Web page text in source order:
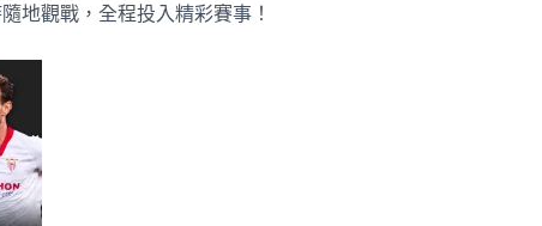
地觀戰，全程投入精彩賽事！